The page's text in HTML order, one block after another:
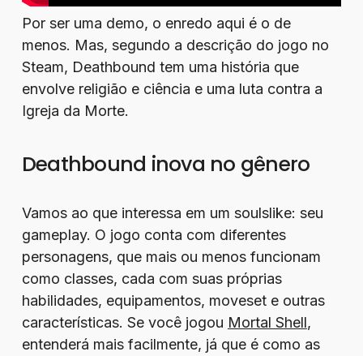
Por ser uma demo, o enredo aqui é o de
menos. Mas, segundo a descrição do jogo no
Steam, Deathbound tem uma história que
envolve religião e ciência e uma luta contra a
Igreja da Morte.
Deathbound inova no gênero
Vamos ao que interessa em um soulslike: seu
gameplay. O jogo conta com diferentes
personagens, que mais ou menos funcionam
como classes, cada com suas próprias
habilidades, equipamentos, moveset e outras
características. Se você jogou Mortal Shell,
entenderá mais facilmente, já que é como as